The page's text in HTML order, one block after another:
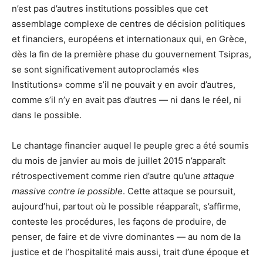
n’est pas d’autres institutions possibles que cet
assemblage complexe de centres de décision politiques
et financiers, européens et internationaux qui, en Grèce,
dès la fin de la première phase du gouvernement Tsipras,
se sont significativement autoproclamés «les
Institutions» comme s’il ne pouvait y en avoir d’autres,
comme s’il n’y en avait pas d’autres — ni dans le réel, ni
dans le possible.
Le chantage financier auquel le peuple grec a été soumis
du mois de janvier au mois de juillet 2015 n’apparaît
rétrospectivement comme rien d’autre qu’une attaque
massive contre le possible. Cette attaque se poursuit,
aujourd’hui, partout où le possible réapparaît, s’affirme,
conteste les procédures, les façons de produire, de
penser, de faire et de vivre dominantes — au nom de la
justice et de l’hospitalité mais aussi, trait d’une époque et